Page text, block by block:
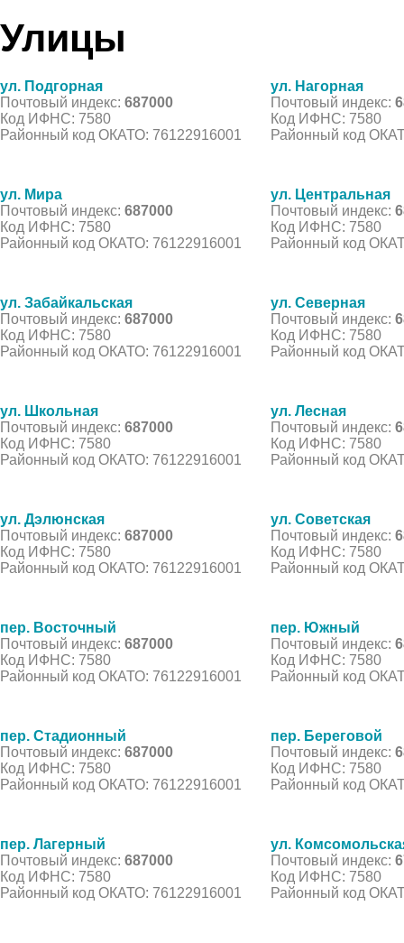
Улицы
ул. Подгорная
Почтовый индекс: 687000
Код ИФНС: 7580
Районный код ОКАТО: 76122916001
ул. Нагорная
Почтовый индекс:
Код ИФНС: 7580
Районный код
ул. Мира
Почтовый индекс: 687000
Код ИФНС: 7580
Районный код ОКАТО: 76122916001
ул. Центральная
Почтовый индекс:
Код ИФНС: 7580
Районный код
ул. Забайкальская
Почтовый индекс: 687000
Код ИФНС: 7580
Районный код ОКАТО: 76122916001
ул. Северная
Почтовый индекс:
Код ИФНС: 7580
Районный код
ул. Школьная
Почтовый индекс: 687000
Код ИФНС: 7580
Районный код ОКАТО: 76122916001
ул. Лесная
Почтовый индекс:
Код ИФНС: 7580
Районный код
ул. Дэлюнская
Почтовый индекс: 687000
Код ИФНС: 7580
Районный код ОКАТО: 76122916001
ул. Советская
Почтовый индекс:
Код ИФНС: 7580
Районный код
пер. Восточный
Почтовый индекс: 687000
Код ИФНС: 7580
Районный код ОКАТО: 76122916001
пер. Южный
Почтовый индекс:
Код ИФНС: 7580
Районный код
пер. Стадионный
Почтовый индекс: 687000
Код ИФНС: 7580
Районный код ОКАТО: 76122916001
пер. Береговой
Почтовый индекс:
Код ИФНС: 7580
Районный код
пер. Лагерный
Почтовый индекс: 687000
Код ИФНС: 7580
Районный код ОКАТО: 76122916001
ул.
Почтовый индекс:
Код ИФНС: 7580
Районный код